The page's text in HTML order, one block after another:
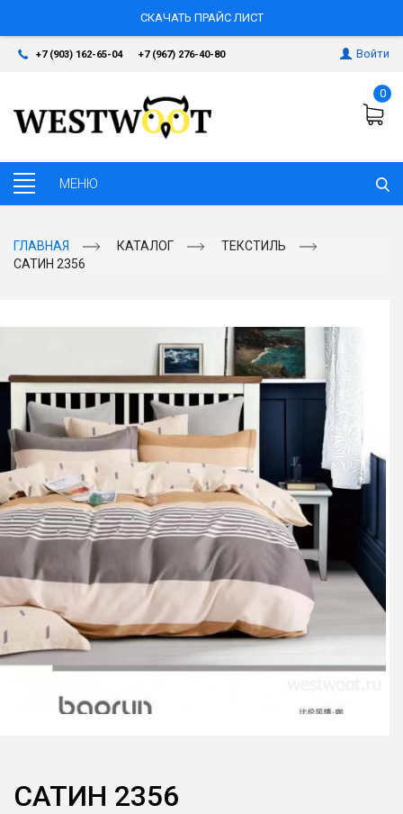
СКАЧАТЬ ПРАЙС ЛИСТ
+7 (903) 162-65-04 +7 (967) 276-40-80 Войти
0
ГЛАВНАЯ КАТАЛОГ
ТЕКСТИЛЬ
САТИН 2356
САТИН 2356